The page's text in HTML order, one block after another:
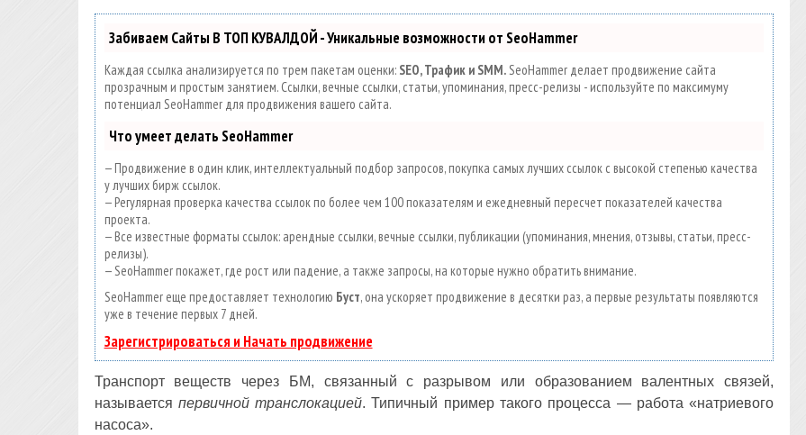
Забиваем Сайты В ТОП КУВАЛДОЙ - Уникальные возможности от SeoHammer
Каждая ссылка анализируется по трем пакетам оценки: SEO, Трафик и SMM.SeoHammer делает продвижение сайта
прозрачным и простым занятием. Ссылки, вечные ссылки, статьи, упоминания, пресс-релизы - используйте по максимуму
потенциал SeoHammer для продвижения вашего сайта.
Что умеет делать SeoHammer
— Продвижение в один клик, интеллектуальный подбор запросов, покупка самых лучших ссылок с высокой степенью качества
у лучших бирж ссылок.
— Регулярная проверка качества ссылок по более чем 100 показателям и ежедневный пересчет показателей качества
проекта.
— Все известные форматы ссылок: арендные ссылки, вечные ссылки, публикации (упоминания, мнения, отзывы, статьи, пресс-
релизы).
— SeoHammer покажет, где рост или падение, а также запросы, на которые нужно обратить внимание.
SeoHammer еще предоставляет технологию Буст, она ускоряет продвижение в десятки раз, а первые результаты появляются
уже в течение первых 7 дней.
Зарегистрироваться и Начать продвижение
Транспорт веществ через БМ, связанный с разрывом или образованием валентных связей,
называется первичной транслокацией. Типичный пример такого процесса — работа «натриевого
насоса».